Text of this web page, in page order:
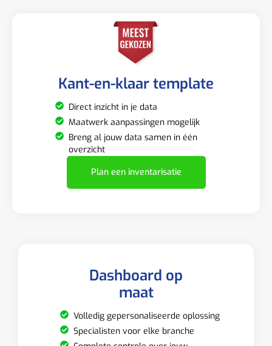
Kant-en-klaar template
Direct inzicht in je data
Maatwerk aanpassingen mogelijk
Breng al jouw data samen in één
overzicht
Plan een inventarisatie
Dashboard op
maat
Volledig gepersonaliseerde oplossing
Specialisten voor elke branche